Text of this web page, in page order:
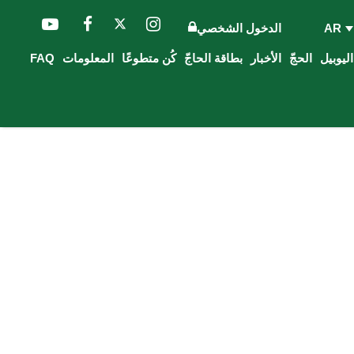
الدخول الشخصي AR
الحجّ الأخبار بطاقة الحاجّ كُن متطوعًا المعلومات FAQ